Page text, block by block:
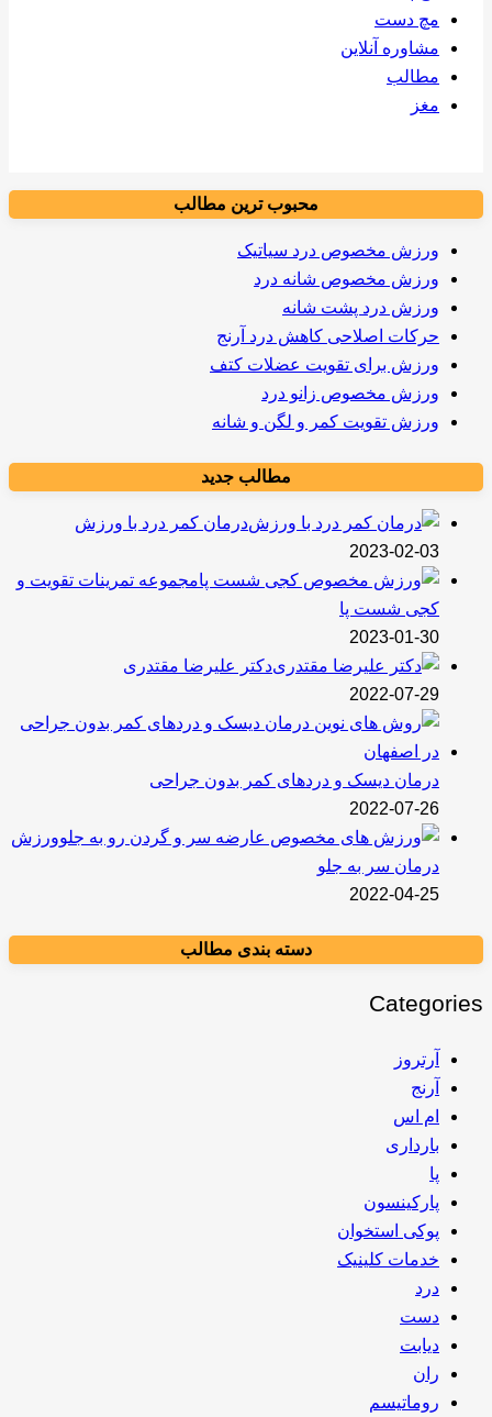
مچ دست
مشاوره آنلاین
مطالب
مغز
محبوب ترین مطالب
ورزش مخصوص درد سیاتیک
ورزش مخصوص شانه درد
ورزش درد پشت شانه
حرکات اصلاحی کاهش درد آرنج
ورزش برای تقویت عضلات کتف
ورزش مخصوص زانو درد
ورزش تقویت کمر و لگن و شانه
مطالب جدید
درمان کمر درد با ورزش
2023-02-03
مجموعه تمرینات تقویت و
کجی شست پا
2023-01-30
دکتر علیرضا مقتدری
2022-07-29
درمان دیسک و دردهای کمر بدون جراحی
2022-07-26
ورزش
درمان سر به جلو
2022-04-25
دسته بندی مطالب
Categories
آرتروز
آرنج
ام اس
بارداری
پا
پارکینسون
پوکی استخوان
خدمات کلینیک
درد
دست
دیابت
ران
روماتیسم